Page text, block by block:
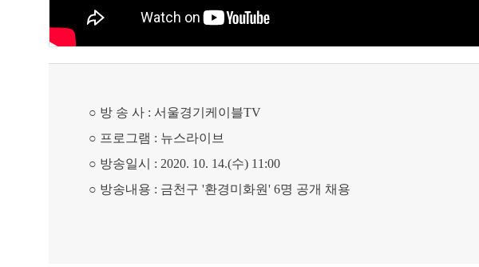
○ 방 송 사 : 서울경기케이블TV
○ 프로그램 : 뉴스라이브
○ 방송일시 : 2020. 10. 14.(수) 11:00
○ 방송내용 : 금천구 '환경미화원' 6명 공개 채용